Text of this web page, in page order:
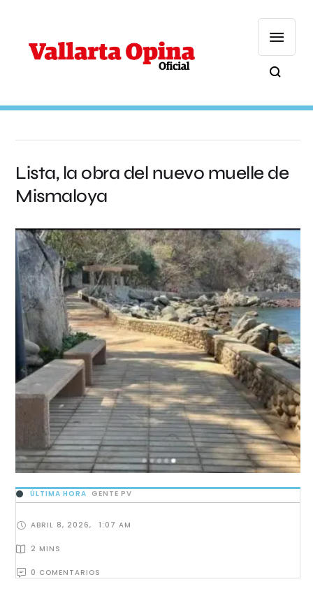
Lista, la obra del nuevo muelle de
Mismaloya
ÚLTIMA HORA GENTE PV
ABRIL 8, 2026, 1:07 AM
2 MINS
0 COMENTARIOS